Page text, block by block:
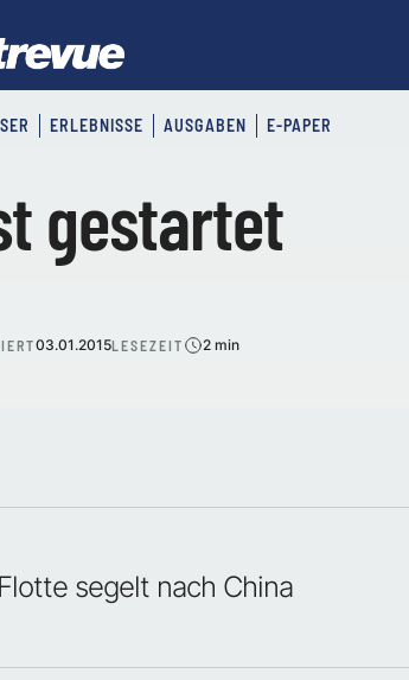
ERLEBNISSE AUSGABEN E-PAPER
gestartet
03.01.2015LESEZEIT 2 min
segelt nach China